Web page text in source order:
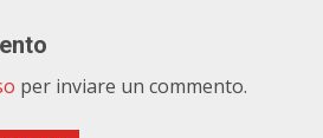
per inviare un commento.